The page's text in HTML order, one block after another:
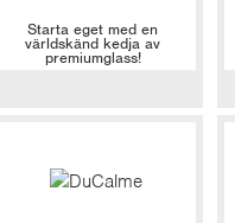
Starta eget med en
världskänd kedja av
premiumglass!